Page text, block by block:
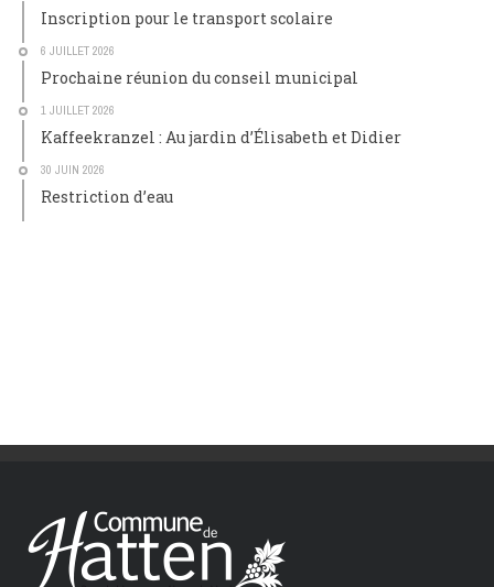
Inscription pour le transport scolaire
6 JUILLET 2026
Prochaine réunion du conseil municipal
1 JUILLET 2026
Kaffeekranzel : Au jardin d’Élisabeth et Didier
30 JUIN 2026
Restriction d’eau